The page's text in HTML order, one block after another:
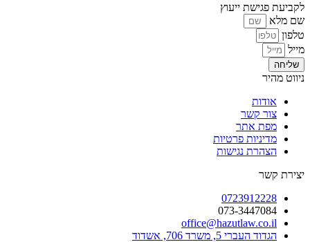
לקביעת פגישת ייעוץ
שם מלא
טלפון
מייל
שליחה
ניווט מהיר
אודות
צור קשר
מפת אתר
מדיניות פרטיות
הצהרת נגישות
יצירת קשר
0723912228
073-3447084
office@hazutlaw.co.il
הגדוד העברי 5, משרד 706, אשדוד